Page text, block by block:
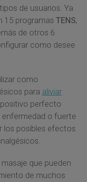
de usuarios. Ya
15 programas TENS,
de otros 6
como desee
como
para aliviar
perfecto
enfermedad o fuerte
los posibles efectos
que pueden
de muchos